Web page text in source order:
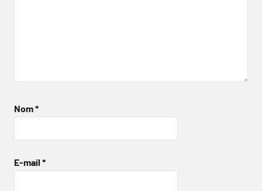
Nom*
E-mail *